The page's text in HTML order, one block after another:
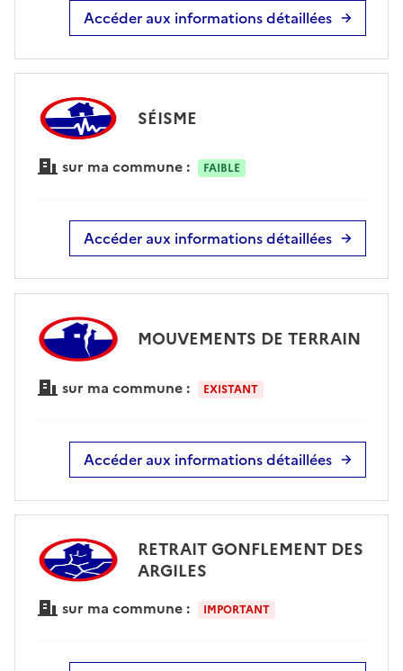
Accéder aux informations détaillées
SÉISME
sur ma commune : FAIBLE
Accéder aux informations détaillées
MOUVEMENTS DE TERRAIN
sur ma commune : EXISTANT
Accéder aux informations détaillées
RETRAIT GONFLEMENT DES
ARGILES
sur ma commune : IMPORTANT